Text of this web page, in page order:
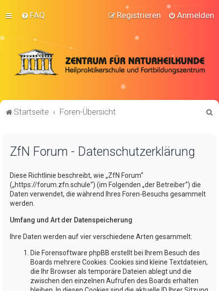
FAQ Anmelden
Registrieren
Startseite Foren-Übersicht
ZfN Forum - Datenschutzerklärung
Diese Richtlinie beschreibt, wie „ZfN Forum“
(„https://forum.zfn.schule“) (im Folgenden „der Betreiber“) die
Daten verwendet, die während Ihres Foren-Besuchs gesammelt
werden.
Umfang und Art der Datenspeicherung
Ihre Daten werden auf vier verschiedene Arten gesammelt:
Die Forensoftware phpBB erstellt bei Ihrem Besuch des
Boards mehrere Cookies. Cookies sind kleine Textdateien,
die Ihr Browser als temporäre Dateien ablegt und die
zwischen den einzelnen Aufrufen des Boards erhalten